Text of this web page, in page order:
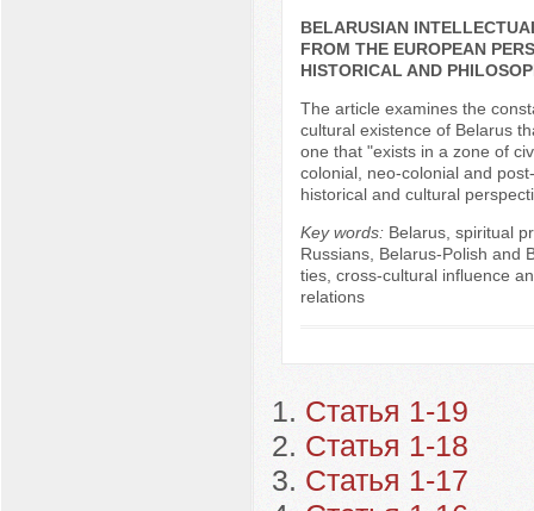
BELARUSIAN
FROM THE EUROPEAN
HISTORICAL AND
The article examines the
cultural existence of Belarus
one that "exists in a zone of
colonial, neo-colonial and
historical and cultural
Key words:Belarus, spiritual
Russians, Belarus-Polish and
ties, cross-cultural influence
relations
Статья 1-19
Статья 1-18
Статья 1-17